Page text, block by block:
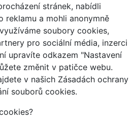
stránek, nabídli
reklamu a mohli anonymně
soubory cookies,
pro sociální média, inzerci
upravíte odkazem "Nastavení
změnit v patičce webu.
v našich Zásadách ochrany
souborů cookies.